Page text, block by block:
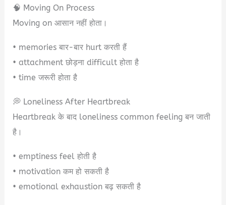
🧠 Moving On Process
Moving on आसान नहीं होता।
• memories बार-बार hurt करती हैं
• attachment छोड़ना difficult होता है
• time जरूरी होता है
💭 Loneliness After Heartbreak
Heartbreak के बाद loneliness common feeling बन जाती
है।
• emptiness feel होती है
• motivation कम हो सकती है
• emotional exhaustion बढ़ सकती है